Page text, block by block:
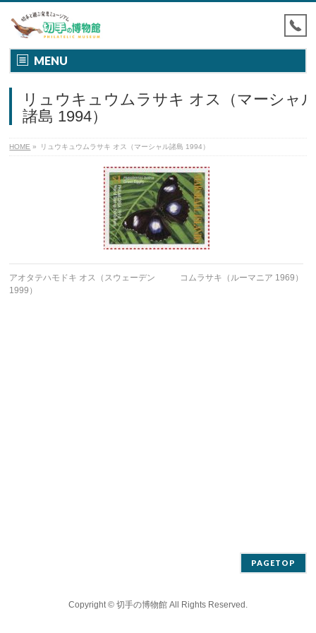
MENU
リュウキュウムラサキ オス（マーシャ
諸島 1994）
HOME » リュウキュウムラサキ オス（マーシャル諸島 1994）
アオタテハモドキ オス（スウェーデン
1999）
コムラサキ（ルーマニア 1969）
PAGETOP
Copyright © 切手の博物館All Rights Reserved.